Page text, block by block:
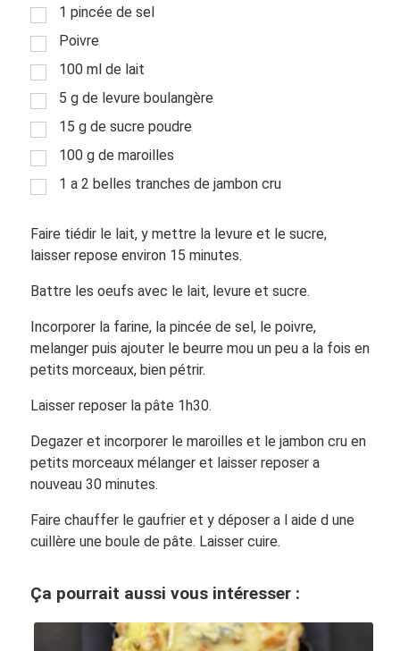
1 pincée de sel
Poivre
100 ml de lait
5 g de levure boulangère
15 g de sucre poudre
100 g de maroilles
1 a 2 belles tranches de jambon cru
Faire tiédir le lait, y mettre la levure et le sucre,
laisser repose environ 15 minutes.
Battre les oeufs avec le lait, levure et sucre.
Incorporer la farine, la pincée de sel, le poivre,
melanger puis ajouter le beurre mou un peu a la fois en
petits morceaux, bien pétrir.
Laisser reposer la pâte 1h30.
Degazer et incorporer le maroilles et le jambon cru en
petits morceaux mélanger et laisser reposer a
nouveau 30 minutes.
Faire chauffer le gaufrier et y déposer a l aide d une
cuillère une boule de pâte. Laisser cuire.
Ça pourrait aussi vous intéresser :